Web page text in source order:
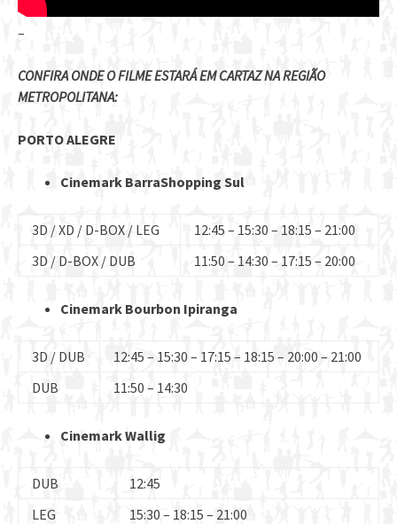
–
CONFIRA ONDE O FILME ESTARÁ EM CARTAZ NA REGIÃO
METROPOLITANA:
PORTO ALEGRE
Cinemark BarraShopping Sul
3D / XD / D-BOX / LEG
12:45 – 15:30 – 18:15 – 21:00
3D / D-BOX / DUB
11:50 – 14:30 – 17:15 – 20:00
Cinemark Bourbon Ipiranga
3D / DUB
12:45 – 15:30 – 17:15 – 18:15 – 20:00 – 21:00
DUB
11:50 – 14:30
Cinemark Wallig
DUB
12:45
LEG
15:30 – 18:15 – 21:00